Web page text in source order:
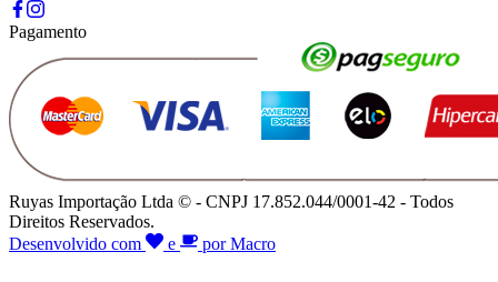
Pagamento
Ruyas Importação Ltda © - CNPJ 17.852.044/0001-42 - Todos
Direitos Reservados.
Desenvolvido com
e por Macro